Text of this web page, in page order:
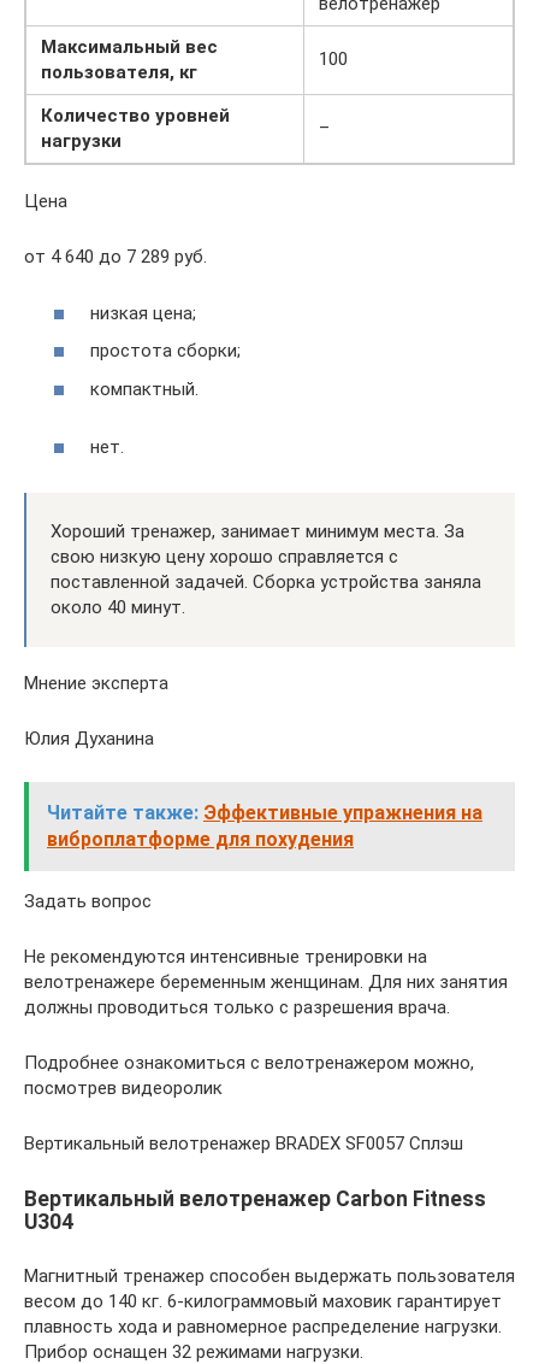
Максимальный вес
пользователя, кг
100
Количество уровней
нагрузки
–
Цена
от 4 640 до 7 289 руб.
низкая цена;
простота сборки;
компактный.
нет.
Хороший тренажер, занимает минимум места. За
свою низкую цену хорошо справляется с
поставленной задачей. Сборка устройства заняла
около 40 минут.
Мнение эксперта
Юлия Духанина
Читайте также: Эффективные упражнения на
виброплатформе для похудения
Задать вопрос
Не рекомендуются интенсивные тренировки на
велотренажере беременным женщинам. Для них занятия
должны проводиться только с разрешения врача.
Подробнее ознакомиться с велотренажером можно,
посмотрев видеоролик
Вертикальный велотренажер BRADEX SF0057 Сплэш
Вертикальный велотренажер Carbon Fitness
U304
Магнитный тренажер способен выдержать пользователя
весом до 140 кг. 6-килограммовый маховик гарантирует
плавность хода и равномерное распределение нагрузки.
Прибор оснащен 32 режимами нагрузки.